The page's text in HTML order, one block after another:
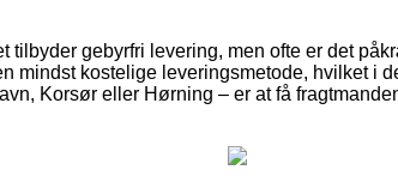
tilbyder gebyrfri levering, men ofte er det
mindst kostelige leveringsmetode, hvilket i
Korsør eller Hørning – er at få